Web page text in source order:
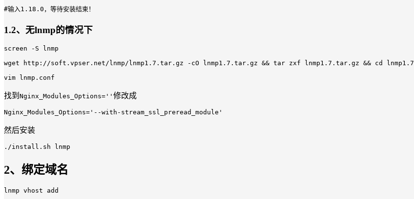
#输入1.18.0，等待安装结束！
1.2、无lnmp的情况下
screen -S lnmp
wget http://soft.vpser.net/lnmp/lnmp1.7.tar.gz -cO lnmp1.7.tar.gz && tar zxf lnmp1.7.tar.gz && cd lnmp1.7
vim lnmp.conf
找到 Nginx_Modules_Options='' 修改成
然后安装
2、绑定域名